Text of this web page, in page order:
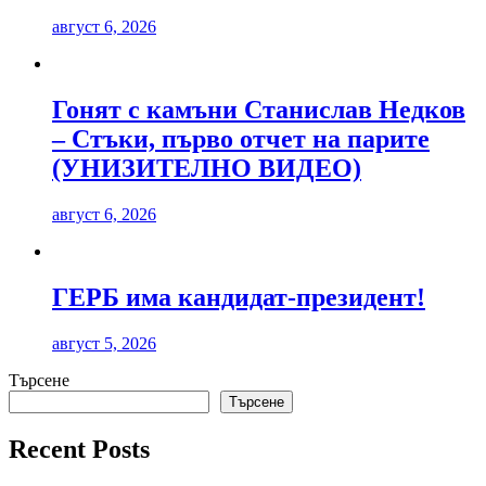
август 6, 2026
Гонят с камъни Станислав Недков
– Стъки, първо отчет на парите
(УНИЗИТЕЛНО ВИДЕО)
август 6, 2026
ГЕРБ има кандидат-президент!
август 5, 2026
Търсене
Търсене
Recent Posts